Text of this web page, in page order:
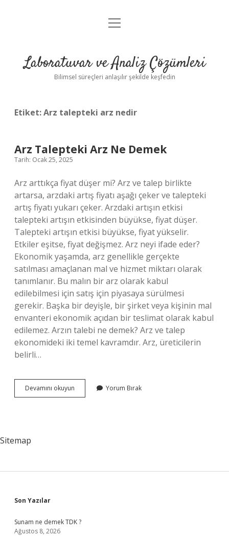
Anasayfa
Yasal Uyarı
menüyü
Laboratuvar ve Analiz Çözümleri
Bilimsel süreçleri anlaşılır şekilde keşfedin
Etiket:Arz talepteki arz nedir
Arz Talepteki Arz Ne Demek
Tarih: Ocak 25, 2025
Arz arttıkça fiyat düşer mi? Arz ve talep birlikte
artarsa, arzdaki artış fiyatı aşağı çeker ve talepteki
artış fiyatı yukarı çeker. Arzdaki artışın etkisi
talepteki artışın etkisinden büyükse, fiyat düşer.
Talepteki artışın etkisi büyükse, fiyat yükselir.
Etkiler eşitse, fiyat değişmez. Arz neyi ifade eder?
Ekonomik yaşamda, arz genellikle gerçekte
satılması amaçlanan mal ve hizmet miktarı olarak
tanımlanır. Bu malın bir arz olarak kabul
edilebilmesi için satış için piyasaya sürülmesi
gerekir. Başka bir deyişle, bir şirket veya kişinin mal
envanteri ekonomik açıdan bir teslimat olarak kabul
edilemez. Arzın talebi ne demek? Arz ve talep
ekonomideki iki temel kavramdır. Arz, üreticilerin
belirli…
Devamını okuyun
Talepteki
Yorum Bırak
Sitemap
Sidebar
Son Yazılar
Sunam ne demek TDK ?
Ağustos 8, 2026